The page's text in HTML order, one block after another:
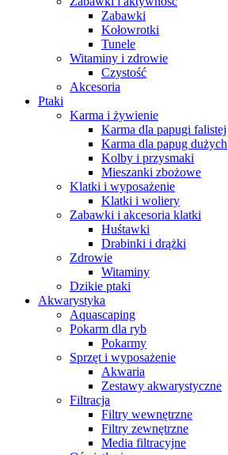
Zabawki
Kołowrotki
Tunele
Witaminy i zdrowie
Czystość
Akcesoria
Ptaki
Karma i żywienie
Karma dla papugi falistej
Karma dla papug dużych
Kolby i przysmaki
Mieszanki zbożowe
Klatki i wyposażenie
Klatki i woliery
Zabawki i akcesoria klatki
Huśtawki
Drabinki i drążki
Zdrowie
Witaminy
Dzikie ptaki
Akwarystyka
Aquascaping
Pokarm dla ryb
Pokarmy
Sprzęt i wyposażenie
Akwaria
Zestawy akwarystyczne
Filtracja
Filtry wewnętrzne
Filtry zewnętrzne
Media filtracyjne